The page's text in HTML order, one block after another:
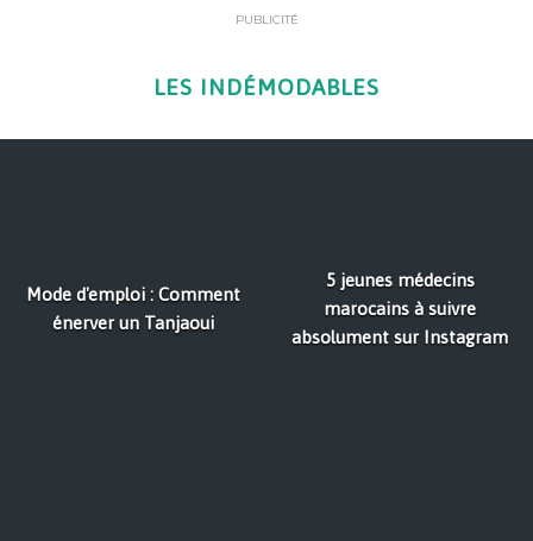
PUBLICITÉ
LES INDÉMODABLES
Mode d'emploi : Comment
énerver un Tanjaoui
5 jeunes médecins
marocains à suivre
absolument sur Instagram